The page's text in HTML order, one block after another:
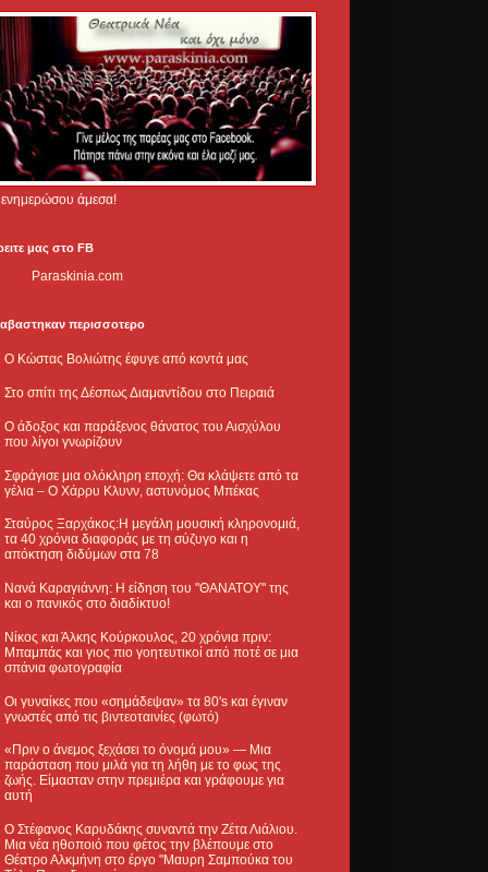
ενημερώσου άμεσα!
μας στο FB
Paraskinia.com
περισσοτερο
Ο Κώστας Βολιώτης έφυγε από κοντά μας
Στο σπίτι της Δέσπως Διαμαντίδου στο Πειραιά
Ο άδοξος και παράξενος θάνατος του Αισχύλου
που λίγοι γνωρίζουν
Σφράγισε μια ολόκληρη εποχή: Θα κλάψετε από τα
γέλια – Ο Χάρρυ Κλυνν, αστυνόμος Μπέκας
Σταύρος Ξαρχάκος:Η μεγάλη μουσική κληρονομιά,
τα 40 χρόνια διαφοράς με τη σύζυγο και η
απόκτηση διδύμων στα 78
Νανά Καραγιάννη: Η είδηση του "ΘΑΝΑΤΟΥ" της
και ο πανικός στο διαδίκτυο!
Νίκος και Άλκης Κούρκουλος, 20 χρόνια πριν:
Μπαμπάς και γιος πιο γοητευτικοί από ποτέ σε μια
σπάνια φωτογραφία
Οι γυναίκες που «σημάδεψαν» τα 80's και έγιναν
γνωστές από τις βιντεοταινίες (φωτό)
«Πριν ο άνεμος ξεχάσει το όνομά μου» — Μια
παράσταση που μιλά για τη λήθη με το φως της
ζωής. Είμασταν στην πρεμιέρα και γράφουμε για
αυτή
Ο Στέφανος Καρυδάκης συναντά την Ζέτα Λιάλιου.
Μια νέα ηθοποιό που φέτος την βλέπουμε στο
Θέατρο Αλκμήνη στο έργο "Μαυρη Σαμπούκα του